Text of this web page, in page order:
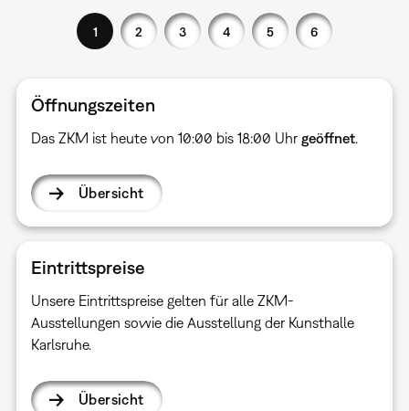
1 2 3 4 5 6
Öffnungszeiten
Das ZKM ist heute von 10:00 bis 18:00 Uhr geöffnet.
Übersicht
Eintrittspreise
Unsere Eintrittspreise gelten für alle ZKM-
Ausstellungen sowie die Ausstellung der Kunsthalle
Karlsruhe.
Übersicht